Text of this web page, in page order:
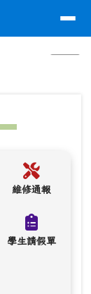
維修通報
學生請假單